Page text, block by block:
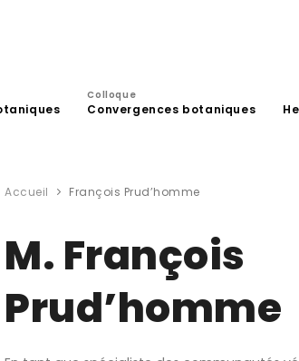
Colloque
Convergences botaniques
Accueil François Prud’homme
M. François
Prud’homme